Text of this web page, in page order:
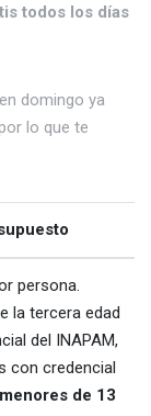
todos los días
domingo ya
lo que te
persona.
la tercera edad
del INAPAM,
con credencial
menores de 13